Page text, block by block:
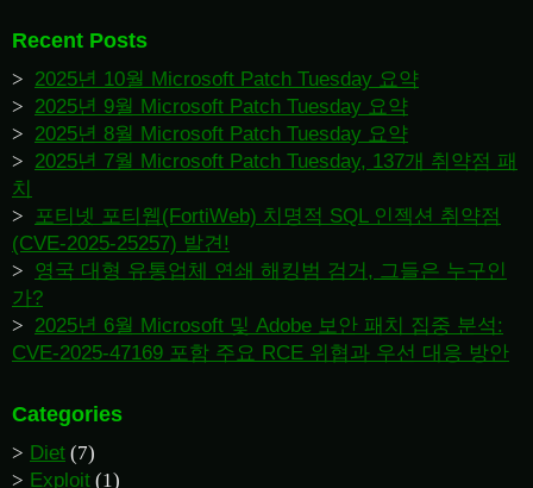
Recent Posts
2025년 10월 Microsoft Patch Tuesday 요약
2025년 9월 Microsoft Patch Tuesday 요약
2025년 8월 Microsoft Patch Tuesday 요약
2025년 7월 Microsoft Patch Tuesday, 137개 취약점 패
치
포티넷 포티웹(FortiWeb) 치명적 SQL 인젝션 취약점
(CVE-2025-25257) 발견!
영국 대형 유통업체 연쇄 해킹범 검거, 그들은 누구인
가?
2025년 6월 Microsoft 및 Adobe 보안 패치 집중 분석:
CVE-2025-47169 포함 주요 RCE 위협과 우선 대응 방안
Categories
Diet (7)
Exploit (1)